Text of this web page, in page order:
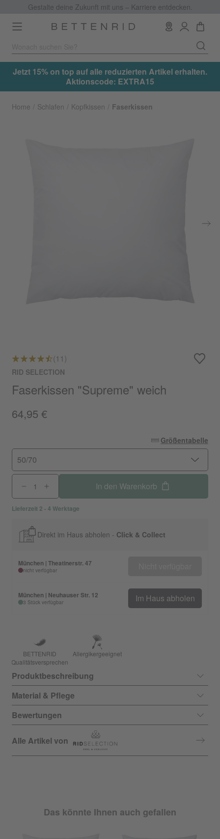
Gestalte deine Zukunft mit uns – Karriere entdecken.
Toggle
navigation
Jetzt 15% on top auf alle reduzierten Artikel erhalten.
Aktionscode: EXTRA15
Home Schlafen Kopfkissen Faserkissen
(11)
RID SELECTION
Faserkissen "Supreme" weich
64,95 €
Größentabelle
50/70
In den Warenkorb
Lieferzeit 2 - 4 Werktage
Direkt im Haus abholen - Click & Collect
München | Theatinerstr. 47
nicht verfügbar
München | Neuhauser Str. 12
3 Stück verfügbar Im Haus abholen
BETTENRID
Qualitätsversprechen
Allergikergeeignet
Produktbeschreibung
Material & Pflege
Bewertungen
Alle Artikel von
Das könnte Ihnen auch gefallen